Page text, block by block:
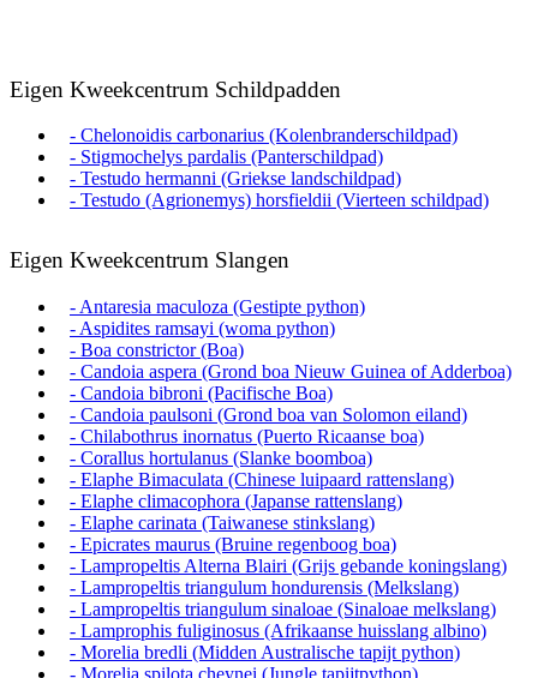
Eigen Kweekcentrum Schildpadden
- Chelonoidis carbonarius (Kolenbranderschildpad)
- Stigmochelys pardalis (Panterschildpad)
- Testudo hermanni (Griekse landschildpad)
- Testudo (Agrionemys) horsfieldii (Vierteen schildpad)
Eigen Kweekcentrum Slangen
- Antaresia maculoza (Gestipte python)
- Aspidites ramsayi (woma python)
- Boa constrictor (Boa)
- Candoia aspera (Grond boa Nieuw Guinea of Adderboa)
- Candoia bibroni (Pacifische Boa)
- Candoia paulsoni (Grond boa van Solomon eiland)
- Chilabothrus inornatus (Puerto Ricaanse boa)
- Corallus hortulanus (Slanke boomboa)
- Elaphe Bimaculata (Chinese luipaard rattenslang)
- Elaphe climacophora (Japanse rattenslang)
- Elaphe carinata (Taiwanese stinkslang)
- Epicrates maurus (Bruine regenboog boa)
- Lampropeltis Alterna Blairi (Grijs gebande koningslang)
- Lampropeltis triangulum hondurensis (Melkslang)
- Lampropeltis triangulum sinaloae (Sinaloae melkslang)
- Lamprophis fuliginosus (Afrikaanse huisslang albino)
- Morelia bredli (Midden Australische tapijt python)
- Morelia spilota cheynei (Jungle tapijtpython)